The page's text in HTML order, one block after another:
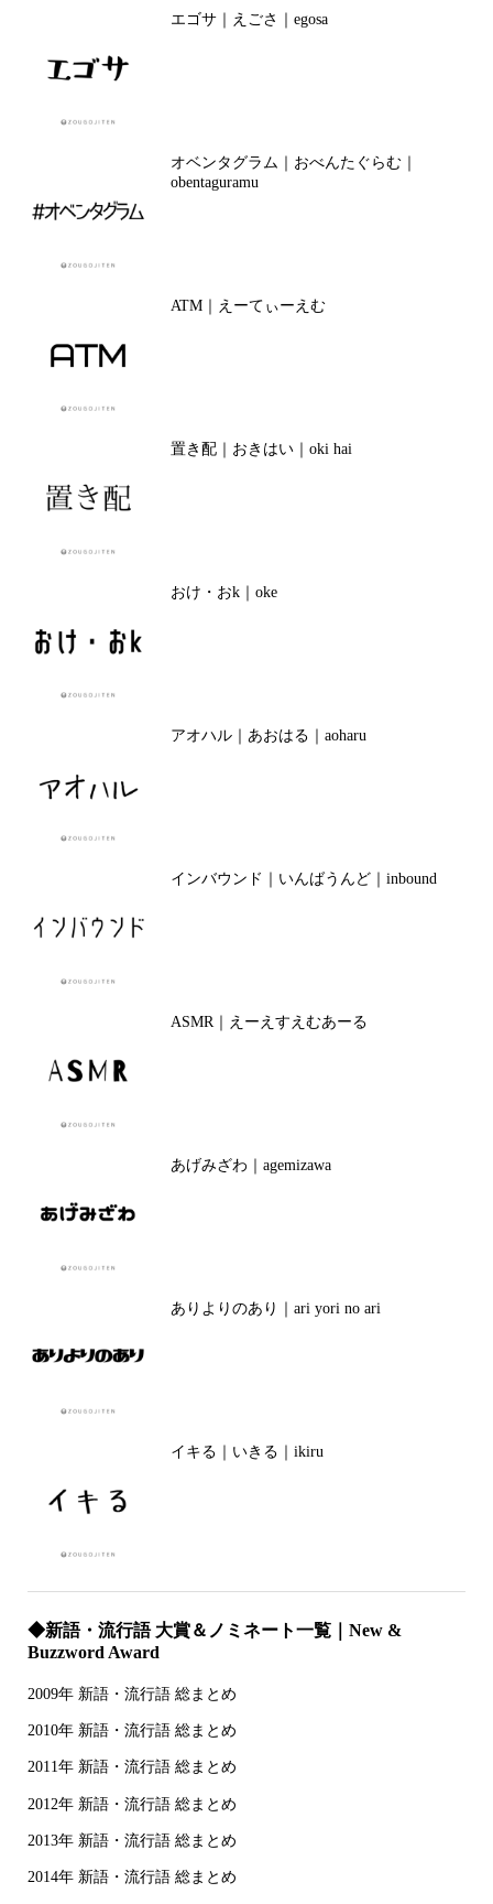
エゴサ｜えごさ｜egosa
オベンタグラム｜おべんたぐらむ｜
obentaguramu
ATM｜えーてぃーえむ
置き配｜おきはい｜oki hai
おけ・おk｜oke
アオハル｜あおはる｜aoharu
インバウンド｜いんばうんど｜inbound
ASMR｜えーえすえむあーる
あげみざわ｜agemizawa
ありよりのあり｜ari yori no ari
イキる｜いきる｜ikiru
◆新語・流行語 大賞＆ノミネート一覧｜New &
Buzzword Award
2009年 新語・流行語 総まとめ
2010年 新語・流行語 総まとめ
2011年 新語・流行語 総まとめ
2012年 新語・流行語 総まとめ
2013年 新語・流行語 総まとめ
2014年 新語・流行語 総まとめ